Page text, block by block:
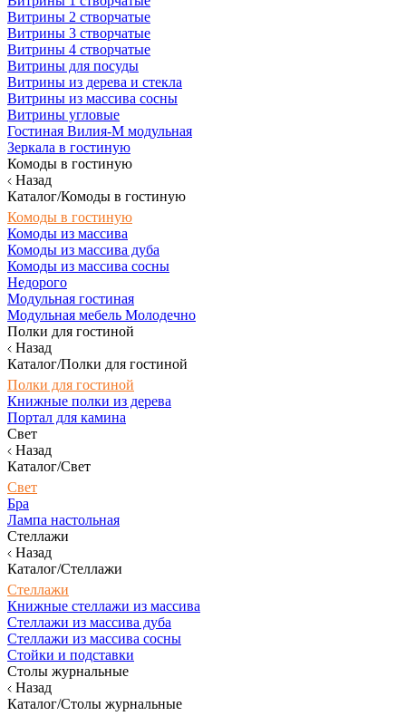
Витрины 2 створчатые
Витрины 3 створчатые
Витрины 4 створчатые
Витрины для посуды
Витрины из дерева и стекла
Витрины из массива сосны
Витрины угловые
Гостиная Вилия-М модульная
Зеркала в гостиную
Комоды в гостиную
Назад
Каталог/Комоды в гостиную
Комоды в гостиную
Комоды из массива
Комоды из массива дуба
Комоды из массива сосны
Недорого
Модульная гостиная
Модульная мебель Молодечно
Полки для гостиной
Назад
Каталог/Полки для гостиной
Полки для гостиной
Книжные полки из дерева
Портал для камина
Свет
Назад
Каталог/Свет
Свет
Бра
Лампа настольная
Стеллажи
Назад
Каталог/Стеллажи
Стеллажи
Книжные стеллажи из массива
Стеллажи из массива дуба
Стеллажи из массива сосны
Стойки и подставки
Столы журнальные
Назад
Каталог/Столы журнальные